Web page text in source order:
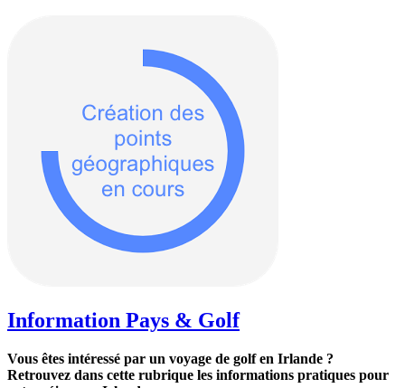
Information Pays & Golf
Vous êtes intéressé par un voyage de golf en Irlande ?
Retrouvez dans cette rubrique les informations pratiques pour